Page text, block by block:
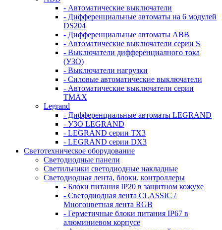
- Автоматические выключатели
- Дифференциальные автоматы на 6 модулей
DS204
- Дифференциальные автоматы АВВ
- Автоматические выключатели серии S
- Выключатели дифференциалного тока
(УЗО)
- Выключатели нагрузки
- Силовые автоматические выключатели
- Автоматические выключатели серии
ТМАХ
Legrand
- Дифференциальные автоматы LEGRAND
- УЗО LEGRAND
- LEGRAND серии ТХ3
- LEGRAND серии DХ3
Светотехническое оборудование
Светодиодные панели
Светильники светодиодные накладные
Светодиодная лента, блоки, контроллеры
- Блоки питания IP20 в защитном кожухе
- Светодиодная лента CLASSIC /
Многоцветная лента RGB
- Герметичные блоки питания IP67 в
алюминиевом корпусе